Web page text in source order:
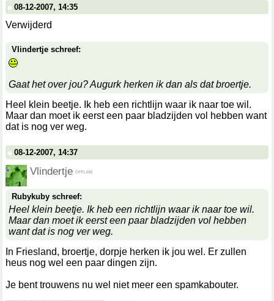
08-12-2007, 14:35
Verwijderd
Vlindertje schreef:
Gaat het over jou? Augurk herken ik dan als dat broertje.
Heel klein beetje. Ik heb een richtlijn waar ik naar toe wil.
Maar dan moet ik eerst een paar bladzijden vol hebben want
dat is nog ver weg.
08-12-2007, 14:37
Vlindertje
Rubykuby schreef:
Heel klein beetje. Ik heb een richtlijn waar ik naar toe wil.
Maar dan moet ik eerst een paar bladzijden vol hebben
want dat is nog ver weg.
In Friesland, broertje, dorpje herken ik jou wel. Er zullen
heus nog wel een paar dingen zijn.
Je bent trouwens nu wel niet meer een spamkabouter.